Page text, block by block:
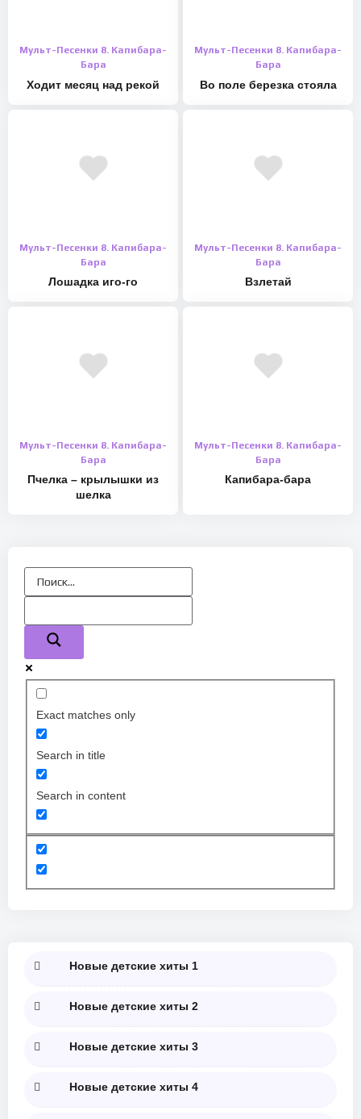
Мульт-Песенки 8. Капибара-
Бара
Ходит месяц над рекой
Мульт-Песенки 8. Капибара-
Бара
Во поле березка стояла
Мульт-Песенки 8. Капибара-
Бара
Лошадка иго-го
Мульт-Песенки 8. Капибара-
Бара
Взлетай
Мульт-Песенки 8. Капибара-
Бара
Пчелка – крылышки из
шелка
Мульт-Песенки 8. Капибара-
Бара
Капибара-бара
Exact matches only
Search in title
Search in content
Новые детские хиты 1
Новые детские хиты 2
Новые детские хиты 3
Новые детские хиты 4